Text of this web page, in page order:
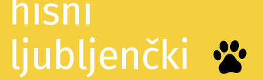
hišni
ljubljenčki